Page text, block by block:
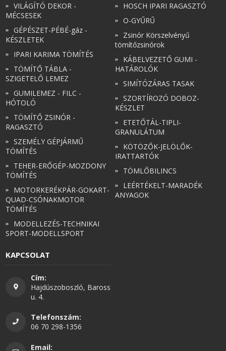
VILÁGÍTÓ DEKOR -
MÉCSESEK
GÉPÉSZET-PÉBÉ-gáz -
KÉSZLETEK
IPARI KARIMA TÖMÍTÉS
TÖMÍTŐ TÁBLA -
SZIGETELŐ LEMEZ
GUMILEMEZ - FILC -
HÓTOLÓ
TÖMÍTŐ ZSINÓR -
RAGASZTÓ
SZEMÉLY GÉPJÁRMŰ
TÖMÍTÉS
TEHER-ERŐGÉP-MOZDONY
TÖMÍTÉS
MOTORKERÉKPÁR-GOKART-
QUAD-CSÓNAKMOTOR
TÖMÍTÉS
MODELLEZÉS-TECHNIKAI
SPORT-MODELLSPORT
HOSCH IPARI RAGASZTÓ
O-GYŰRŰ
Zsinór Körszelvényű
tömítőzsinórok
KÁBELVEZETŐ GUMI -
HATÁROLÓK
SIMÍTÓZÁRAS TASAK
SZORTÍROZÓ DOBOZ-
KÉSZLET
ETETŐTÁL-TIPLI-
GRANULÁTUM
KÖTÖZŐK-JELÖLŐK-
IRATTARTÓK
TÖMLŐBILINCS
LEÉRTÉKELT-MARADÉK
ANYAGOK
KAPCSOLAT
Cím:
Hajdúszoboszló, Baross
u. 4.
Telefonszám:
06 70 298-1356
Email: